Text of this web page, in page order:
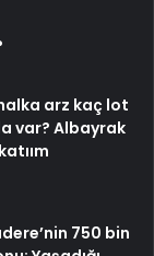
arz kaç lot
var? Albayrak
750 bin